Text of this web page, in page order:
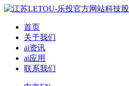
首页
关于我们
ai资讯
ai应用
联系我们